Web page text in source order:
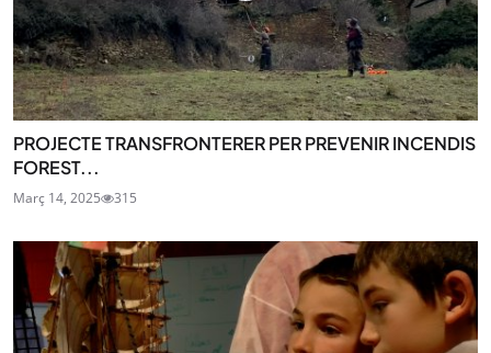
PROJECTE TRANSFRONTERER PER PREVENIR INCENDIS
FOREST...
Març 14, 2025 315